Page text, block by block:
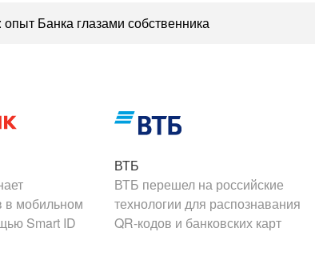
Банка глазами собственника
в мобильном
Smart ID
ВТБ
ВТБ перешел на российские
технологии для распознавания
QR-кодов и банковских карт